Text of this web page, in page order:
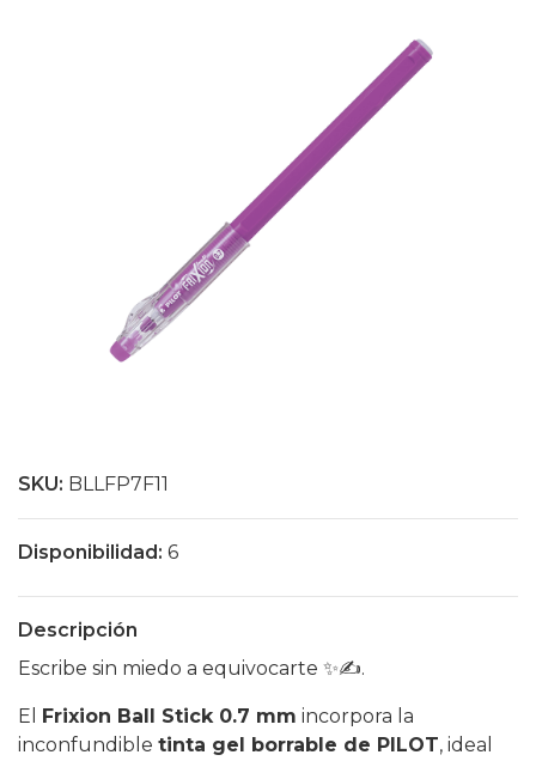
SKU: BLLFP7F11
Disponibilidad: 6
Descripción
Escribe sin miedo a equivocarte ✨✍️.
El Frixion Ball Stick 0.7 mm incorpora la
inconfundible tinta gel borrable de PILOT, ideal